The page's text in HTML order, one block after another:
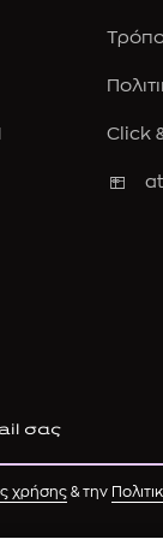
Click
χρήσης & την